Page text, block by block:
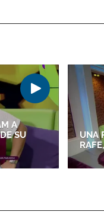
A
SU
UNA